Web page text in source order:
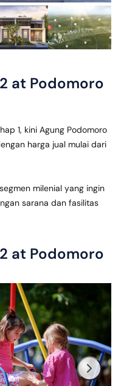
at Podomoro
1, kini Agung Podomoro
harga jual mulai dari
milenial yang ingin
sarana dan fasilitas
dapatkan di cluster
konsep TOD yang
KRL Tigaraksa yang
Dan fasilitas umumnya
hingga pusat
at Podomoro